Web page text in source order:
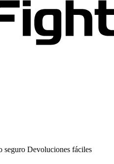
seguro Devoluciones fáciles